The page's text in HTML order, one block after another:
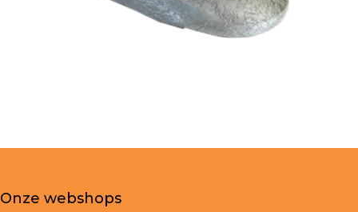
Onze webshops